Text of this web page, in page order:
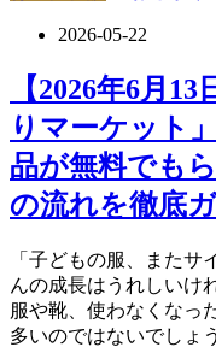
2026-05-22
【2026年6月
りマーケット
品が無料でも
の流れを徹底
「子どもの服、また
んの成長はうれしいけ
服や靴、使わなくなっ
多いのではないでしょ